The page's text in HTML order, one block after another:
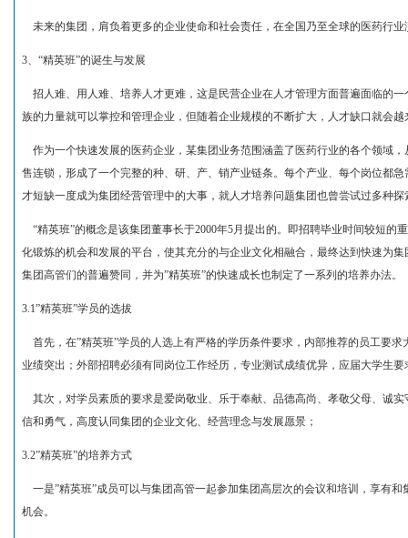
未来的集团，肩负着更多的企业使命和社会责任，在全国乃至全球的医药行
3、“精英班”的诞生与发展
招人难、用人难、培养人才更难，这是民营企业在人才管理方面普遍面临的
族的力量就可以掌控和管理企业，但随着企业规模的不断扩大，人才缺口就会
作为一个快速发展的医药企业，某集团业务范围涵盖了医药行业的各个领域
售连锁，形成了一个完整的种、研、产、销产业链条。每个产业、每个岗位都
才短缺一度成为集团经营管理中的大事，就人才培养问题集团也曾尝试过多种探
“精英班”的概念是该集团董事长于2000年5月提出的。即招聘毕业时间较短的
化锻炼的机会和发展的平台，使其充分的与企业文化相融合，最终达到快速为
集团高管们的普遍赞同，并为”精英班”的快速成长也制定了一系列的培养办法。
3.1”精英班”学员的选拔
首先，在”精英班”学员的人选上有严格的学历条件要求，内部推荐的员工要
业绩突出；外部招聘必须有同岗位工作经历，专业测试成绩优异，应届大学生
其次，对学员素质的要求是爱岗敬业、乐于奉献、品德高尚、孝敬父母、诚
信和勇气，高度认同集团的企业文化、经营理念与发展愿景；
3.2”精英班”的培养方式
一是”精英班”成员可以与集团高管一起参加集团高层次的会议和培训，享有
机会。